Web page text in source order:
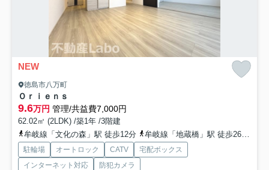
NEW
徳島市八万町
Ｏｒｉｅｎｓ
9.6万円 管理/共益費7,000円
62.02㎡ (2LDK) /築1年 /3階建
牟岐線「文化の森」駅 徒歩12分
牟岐線「地蔵橋」駅 徒歩26分
駐輪場 オートロック CATV
宅配ボックス
インターネット対応
防犯カメラ